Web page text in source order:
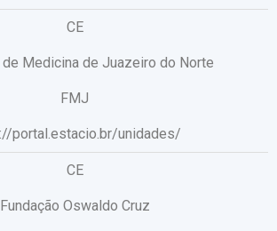
CE
de Medicina de Juazeiro do Norte
FMJ
portal.estacio.br/unidades/
CE
Fundação Oswaldo Cruz